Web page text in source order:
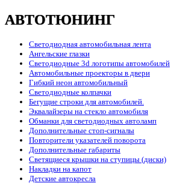
АВТОТЮНИНГ
Светодиодная автомобильная лента
Ангельские глазки
Светодиодные 3d логотипы автомобилей
Автомобильные проекторы в двери
Гибкий неон автомобильный
Светодиодные колпачки
Бегущие строки для автомобилей.
Эквалайзеры на стекло автомобиля
Обманки для светодиодных автоламп
Дополнительные стоп-сигналы
Повторители указателей поворота
Дополнительные габариты
Светящиеся крышки на ступицы (диски)
Накладки на капот
Детские автокресла